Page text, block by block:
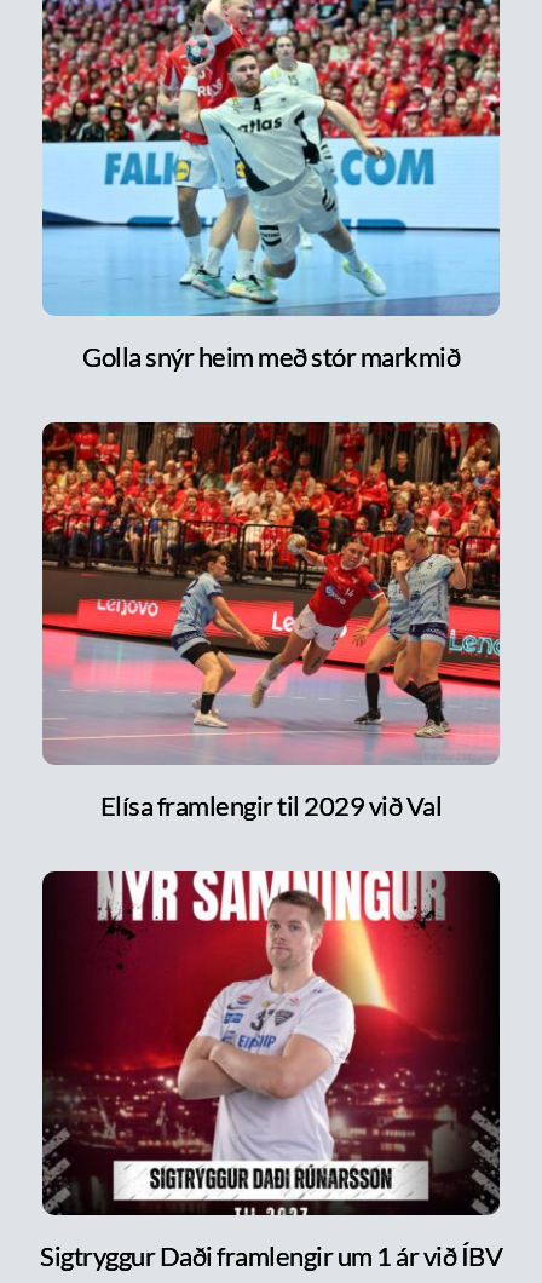
Golla snýr heim með stór markmið
Elísa framlengir til 2029 við Val
Sigtryggur Daði framlengir um 1 ár við ÍBV